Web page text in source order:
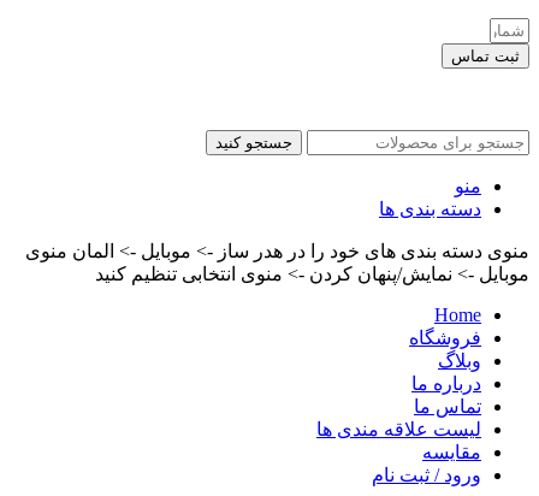
ثبت تماس
جستجو کنید
منو
دسته بندی ها
منوی دسته بندی های خود را در هدر ساز -> موبایل -> المان منوی
موبایل -> نمایش/پنهان کردن -> منوی انتخابی تنظیم کنید
Home
فروشگاه
وبلاگ
درباره ما
تماس ما
لیست علاقه مندی ها
مقایسه
ورود / ثبت نام